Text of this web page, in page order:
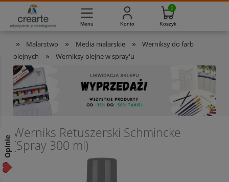
» Malarstwo » Media malarskie »
Werniksy do farb
olejnych
» Werniksy olejne w spray'u
Werniks Retuszerski Schmincke
(Spray 300 ml)
Masz pytania? 733-012-789 Pon. - Pt. 8:00 - 16:00
Opinie